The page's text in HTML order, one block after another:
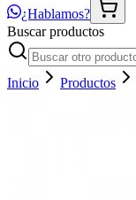
¿Hablamos?
Buscar productos
Inicio Productos